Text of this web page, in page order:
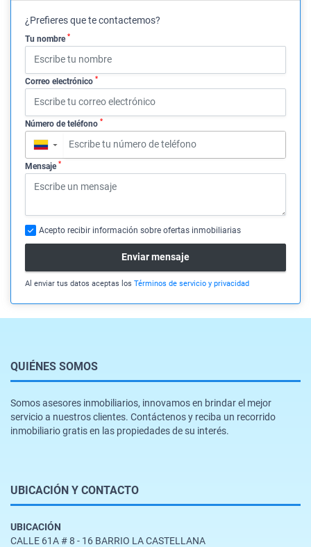
¿Prefieres que te contactemos?
Tu nombre *
Correo electrónico *
Número de teléfono *
▼
Mensaje *
Acepto recibir información sobre ofertas inmobiliarias
Enviar mensaje
Al enviar tus datos aceptas los Términos de servicio y privacidad
QUIÉNES SOMOS
Somos asesores inmobiliarios, innovamos en brindar el mejor
servicio a nuestros clientes. Contáctenos y reciba un recorrido
inmobiliario gratis en las propiedades de su interés.
UBICACIÓN Y CONTACTO
UBICACIÓN
CALLE 61A # 8 - 16 BARRIO LA CASTELLANA